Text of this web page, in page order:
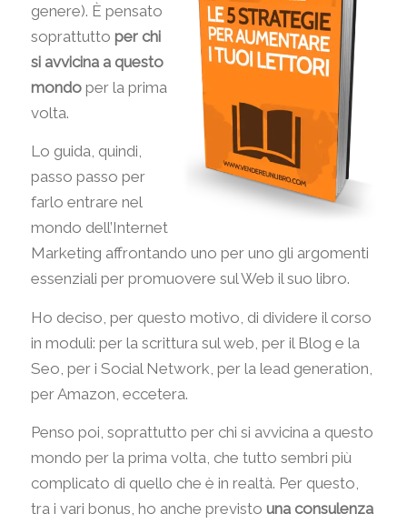
genere). È pensato
soprattutto per chi
si avvicina a questo
mondoper la prima
volta.
Lo guida, quindi,
passo passo per
farlo entrare nel
mondo dell’Internet
Marketing affrontando uno per uno gli argomenti
essenziali per promuovere sul Web il suo libro.
Ho deciso, per questo motivo, di dividere il corso
in moduli: per la scrittura sul web, per il Blog e la
Seo, per i Social Network, per la lead generation,
per Amazon, eccetera.
Penso poi, soprattutto per chi si avvicina a questo
mondo per la prima volta, che tutto sembri più
complicato di quello che è in realtà. Per questo,
tra i vari bonus, ho anche previsto una consulenza